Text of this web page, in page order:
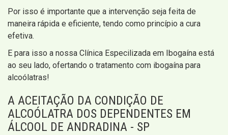
Por isso é importante que a intervenção seja feita de
maneira rápida e eficiente, tendo como princípio a cura
efetiva.
E para isso a nossa Clínica Especilizada em Ibogaína está
ao seu lado, ofertando o tratamento com ibogaína para
alcoólatras!
A ACEITAÇÃO DA CONDIÇÃO DE
ALCOÓLATRA DOS DEPENDENTES EM
ÁLCOOL DE ANDRADINA - SP